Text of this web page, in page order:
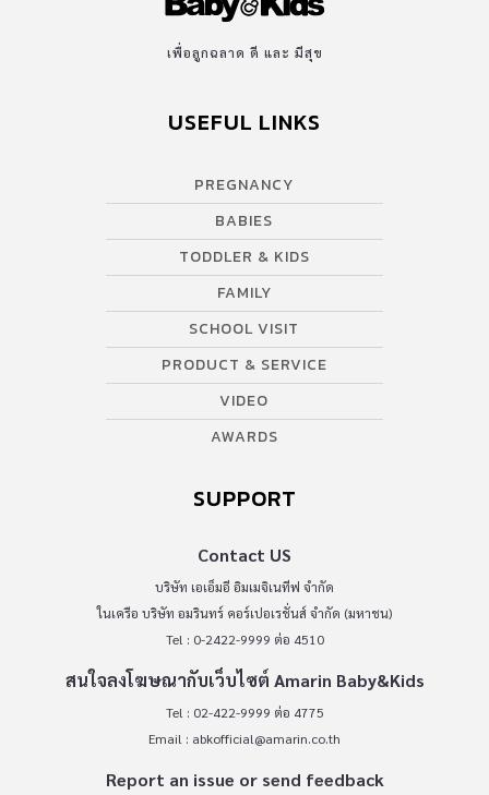
เพื่อลูกฉลาด ดี และ มีสุข
USEFUL LINKS
PREGNANCY
BABIES
TODDLER & KIDS
FAMILY
SCHOOL VISIT
PRODUCT & SERVICE
VIDEO
AWARDS
SUPPORT
Contact US
บริษัท เอเอ็มอี อิมเมจิเนทีฟ จำกัด
ในเครือ บริษัท อมรินทร์ คอร์เปอเรชั่นส์ จำกัด (มหาชน)
Tel : 0-2422-9999 ต่อ 4510
สนใจลงโฆษณากับเว็บไซต์ Amarin Baby&Kids
Tel : 02-422-9999 ต่อ 4775
Email : abkofficial@amarin.co.th
Report an issue or send feedback